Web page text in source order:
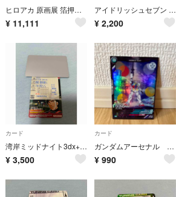
ヒロアカ 原画展 箔押しクリアカードコレクション エッジショット６点セット
¥ 11,111
アイドリッシュセブン フェア特典 和泉一織、二階堂大和、和泉三月、四葉環
¥ 2,200
カード
湾岸ミッドナイト3dx+ チューニングカード
¥ 3,500
カード
ガンダムアーセナル RX-78F00 GUNDAM
¥ 990